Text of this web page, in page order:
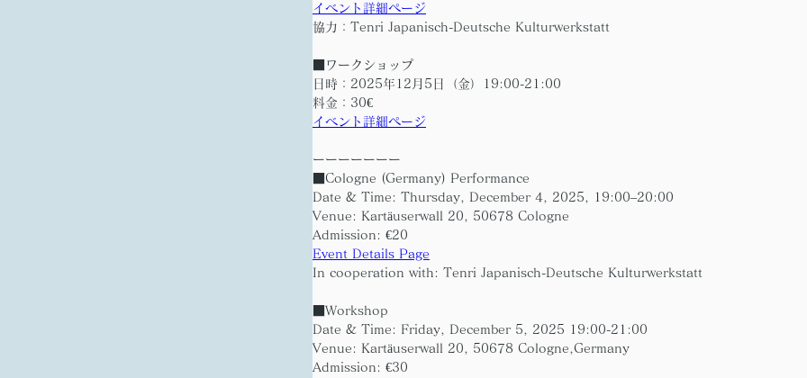
イベント詳細ページ
協力：Tenri Japanisch-Deutsche Kulturwerkstatt
■ワークショップ
日時：2025年12月5日（金）19:00-21:00
料金：30€
イベント詳細ページ
ーーーーーーー
■Cologne (Germany) Performance
Date & Time: Thursday, December 4, 2025, 19:00–20:00
Venue: Kartäuserwall 20, 50678 Cologne
Admission: €20
Event Details Page
In cooperation with: Tenri Japanisch-Deutsche Kulturwerkstatt
■Workshop
Date & Time: Friday, December 5, 2025 19:00-21:00
Venue: Kartäuserwall 20, 50678 Cologne,Germany
Admission: €30